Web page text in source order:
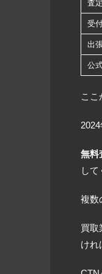
査
受
出
公
ここ
無料
して
複数
買取
けれ